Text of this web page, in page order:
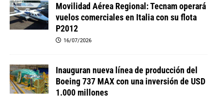
Movilidad Aérea Regional: Tecnam operará
vuelos comerciales en Italia con su flota
P2012
16/07/2026
Inauguran nueva línea de producción del
Boeing 737 MAX con una inversión de USD
1.000 millones